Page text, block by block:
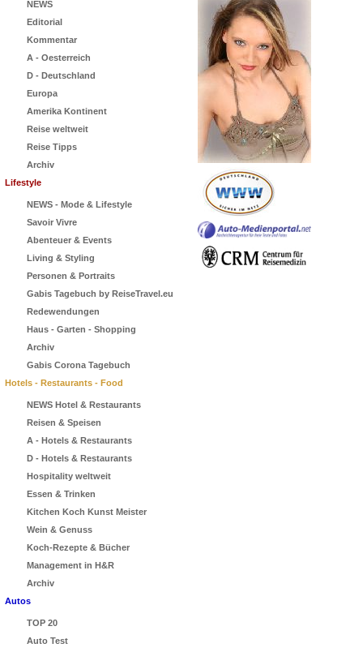
NEWS
Editorial
Kommentar
A - Oesterreich
D - Deutschland
Europa
Amerika Kontinent
Reise weltweit
Reise Tipps
Archiv
Lifestyle
NEWS - Mode & Lifestyle
Savoir Vivre
Abenteuer & Events
Living & Styling
Personen & Portraits
Gabis Tagebuch by ReiseTravel.eu
Redewendungen
Haus - Garten - Shopping
Archiv
Gabis Corona Tagebuch
Hotels - Restaurants - Food
NEWS Hotel & Restaurants
Reisen & Speisen
A - Hotels & Restaurants
D - Hotels & Restaurants
Hospitality weltweit
Essen & Trinken
Kitchen Koch Kunst Meister
Wein & Genuss
Koch-Rezepte & Bücher
Management in H&R
Archiv
Autos
TOP 20
Auto Test